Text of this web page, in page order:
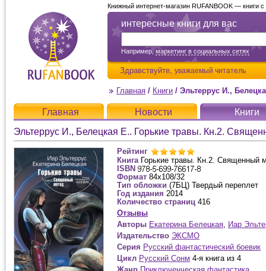
интересные книги для вас
Например,маркетинг в социальных сетях
Здравствуйте, уважаемый читатель
Книжный интернет-магазин RUFANBOOK — книги
Главная / Книги / Эльтеррус И., Белецкая
Главная Новости
Книги
Эльтеррус И., Белецкая Е.. Горькие травы. Кн.2.
Рейтинг
Книга Горькие травы. Кн.2. Священный
ISBN
Формат 84x108/32
Тип обложки (7БЦ) Твердый переплет
Год издания 2014
Количество страниц 416
Отзывы
Авторы Екатерина Белецкая, Иар
Издательство ЭКСМО
Серия Русский фантастический боевик
Цикл Русский Сонм 4-я книга из 4